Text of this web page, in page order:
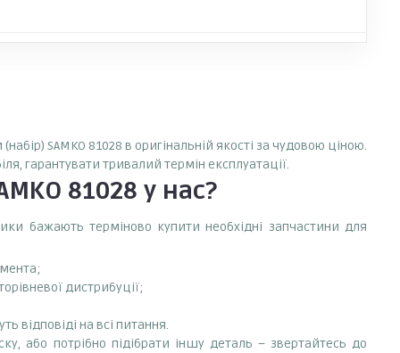
SAMKO 81028 в оригінальній якості за чудовою ціною.
гарантувати тривалий термін експлуатації.
81028 у нас?
бажають терміново купити необхідні запчастини для
дистрибуції;
відповіді на всі питання.
або потрібно підібрати іншу деталь – звертайтесь до